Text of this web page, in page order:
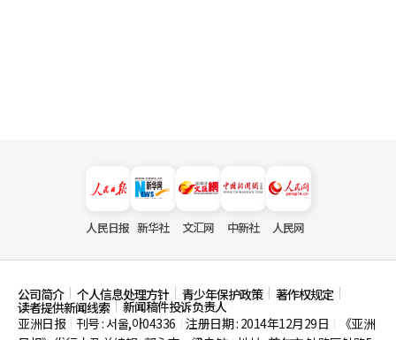
人民日报 新华社 文汇网 中新社 人民网
公司简介 个人信息处理方针 青少年保护政策 著作权规定
读者提供新闻线索
新闻稿件投诉负责人
亚洲日报
刊号 : 서울,아04336 注册日期 : 2014年12月29日
《亚洲